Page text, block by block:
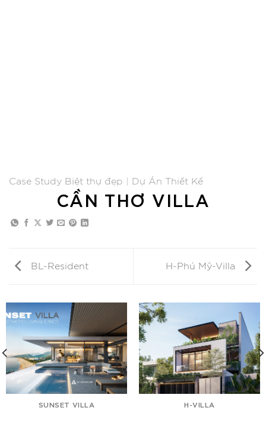
Case Study Biệt thự đẹp Dự Án Thiết Kế
CẦN THƠ VILLA
BL-Resident H-Phú Mỹ-Villa
SUNSET VILLA H-VILLA